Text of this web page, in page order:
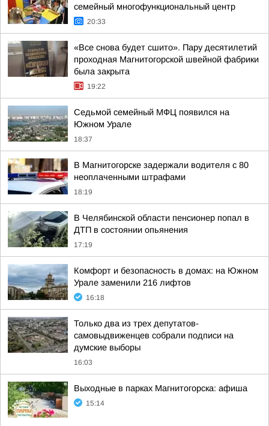
семейный многофункциональный центр
20:33
«Все снова будет сшито». Пару десятилетий
проходная Магнитогорской швейной фабрики
была закрыта
19:22
Седьмой семейный МФЦ появился на
Южном Урале
18:37
В Магнитогорске задержали водителя с 80
неоплаченными штрафами
18:19
В Челябинской области пенсионер попал в
ДТП в состоянии опьянения
17:19
Комфорт и безопасность в домах: на Южном
Урале заменили 216 лифтов
16:18
Только два из трех депутатов-
самовыдвиженцев собрали подписи на
думские выборы
16:03
Выходные в парках Магнитогорска: афиша
15:14